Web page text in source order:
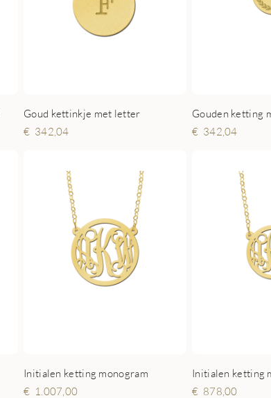
Goud kettinkje met letter
342,04
Gouden ketting
342,04
Initialen ketting monogram
1.007,00
Initialen ketting
878,00